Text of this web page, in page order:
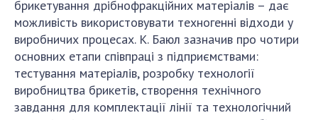
брикетування дрібнофракційних матеріалів – дає
можливість використовувати техногенні відходи у
виробничих процесах. К. Баюл зазначив про чотири
основних етапи співпраці з підприємствами:
тестування матеріалів, розробку технології
виробництва брикетів, створення технічного
завдання для комплектації лінії та технологічний